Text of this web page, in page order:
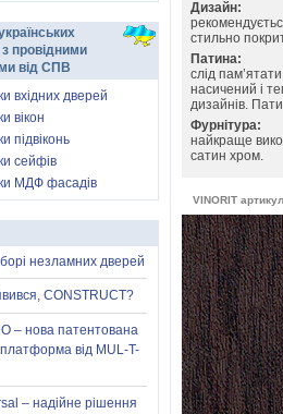
Дизайн:
стильно
Патина:
слід
насичений і
дизайнів.
Фурнітура:
найкраще
сатин хром.
VINORIT
з провідними
від СПВ
вхідних дверей
вікон
підвіконь
сейфів
МДФ фасадів
незламних дверей
CONSTRUCT?
– нова патентована
від MUL-T-
– надійне рішення